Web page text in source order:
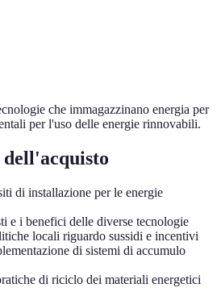
che immagazzinano energia per
per l'uso delle energie rinnovabili.
di installazione per le energie
e i benefici delle diverse tecnologie
locali riguardo sussidi e incentivi
di sistemi di accumulo
di riciclo dei materiali energetici